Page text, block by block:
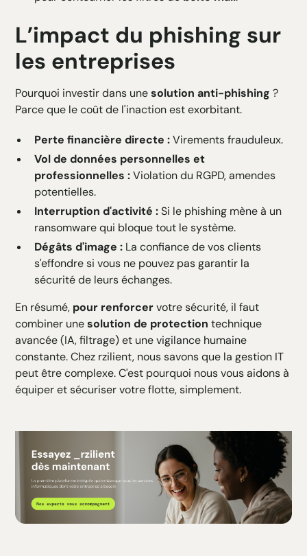
L’impact du phishing sur
les entreprises
Pourquoi investir dans unesolution anti-phishing ?
Parce que le coût de l'inaction est exorbitant.
Perte financière directe :Virements frauduleux.
Vol de données personnelles et
professionnelles :Violation du RGPD, amendes
potentielles.
Interruption d'activité :Si le phishing mène à un
ransomware qui bloque tout le système.
Dégâts d'image : La confiance de vos clients
s'effondre si vous ne pouvez pas garantir la
sécurité de leurs échanges.
En résumé, pour renforcervotre sécurité, il faut
combiner unesolution de protection technique
avancée (IA, filtrage) et une vigilance humaine
constante. Chez rzilient, nous savons que la gestion IT
peut être complexe. C'est pourquoi nous vous aidons à
équiper et sécuriser votre flotte, simplement.